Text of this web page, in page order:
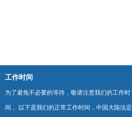
工作时间
为了避免不必要的等待，敬请注意我们的工作时
间 。以下是我们的正常工作时间，中国大陆法定